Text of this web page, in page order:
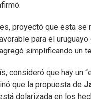
proyectó que esta se
para el
simplificando un
consideró que hay un
que la propuesta de
dolarizada en los